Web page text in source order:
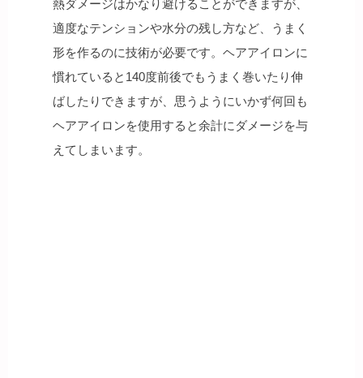
熱ダメージはかなり避けることができますが、
適度なテンションや水分の残し方など、うまく
形を作るのに技術が必要です。ヘアアイロンに
慣れていると140度前後でもうまく巻いたり伸
ばしたりできますが、思うようにいかず何回も
ヘアアイロンを使用すると余計にダメージを与
えてしまいます。